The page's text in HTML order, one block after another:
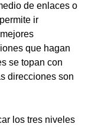
de enlaces o
ir
que hagan
se topan con
direcciones son
los tres niveles